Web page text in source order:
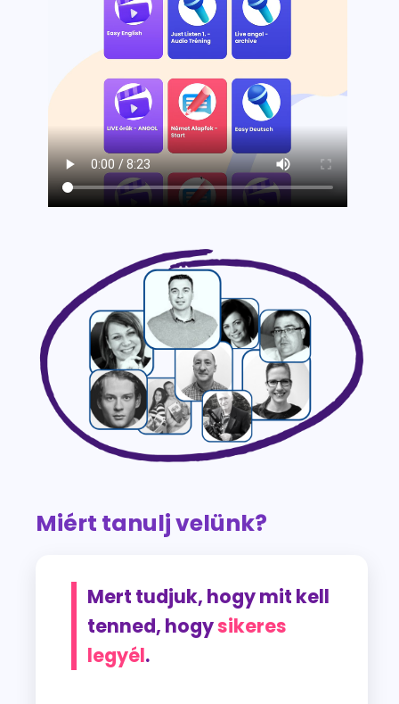
Miért tanulj velünk?
Mert tudjuk, hogy mit kell
tenned, hogysikeres
legyél.